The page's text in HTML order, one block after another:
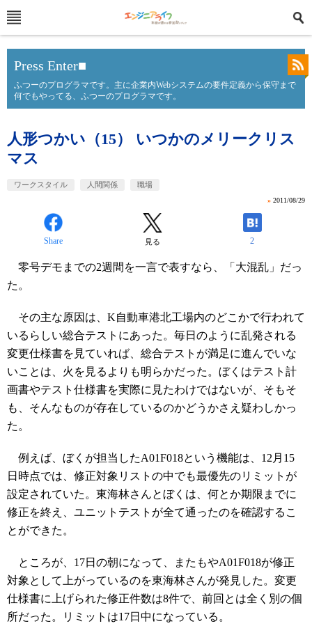
Press Enter■
ふつーのプログラマです。主に企業内Webシステムの要件定義から保守まで
何でもやってる、ふつーのプログラマです。
人形つかい（15） いつかのメリークリス
マス
ワークスタイル 人間関係 職場
» 2011/08/29
Share 見る 2
零号デモまでの2週間を一言で表すなら、「大混乱」だっ
た。
その主な原因は、K自動車港北工場内のどこかで行われて
いるらしい総合テストにあった。毎日のように乱発される
変更仕様書を見ていれば、総合テストが満足に進んでいな
いことは、火を見るよりも明らかだった。ぼくはテスト計
画書やテスト仕様書を実際に見たわけではないが、そもそ
も、そんなものが存在しているのかどうかさえ疑わしかっ
た。
例えば、ぼくが担当したA01F018という機能は、12月15
日時点では、修正対象リストの中でも最優先のリミットが
設定されていた。東海林さんとぼくは、何とか期限までに
修正を終え、ユニットテストが全て通ったのを確認するこ
とができた。
ところが、17日の朝になって、またもやA01F018が修正
対象として上がっているのを東海林さんが発見した。変更
仕様書に上げられた修正件数は8件で、前回とは全く別の個
所だった。リミットは17日中になっている。